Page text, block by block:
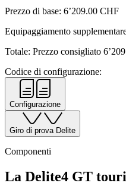
Prezzo di base: 6’209.00 CHF
Equipaggiamento
Totale: Prezzo consigliato
Codice di configurazione:
Configurazione
Giro di prova Delite
Componenti
La Delite4 GT